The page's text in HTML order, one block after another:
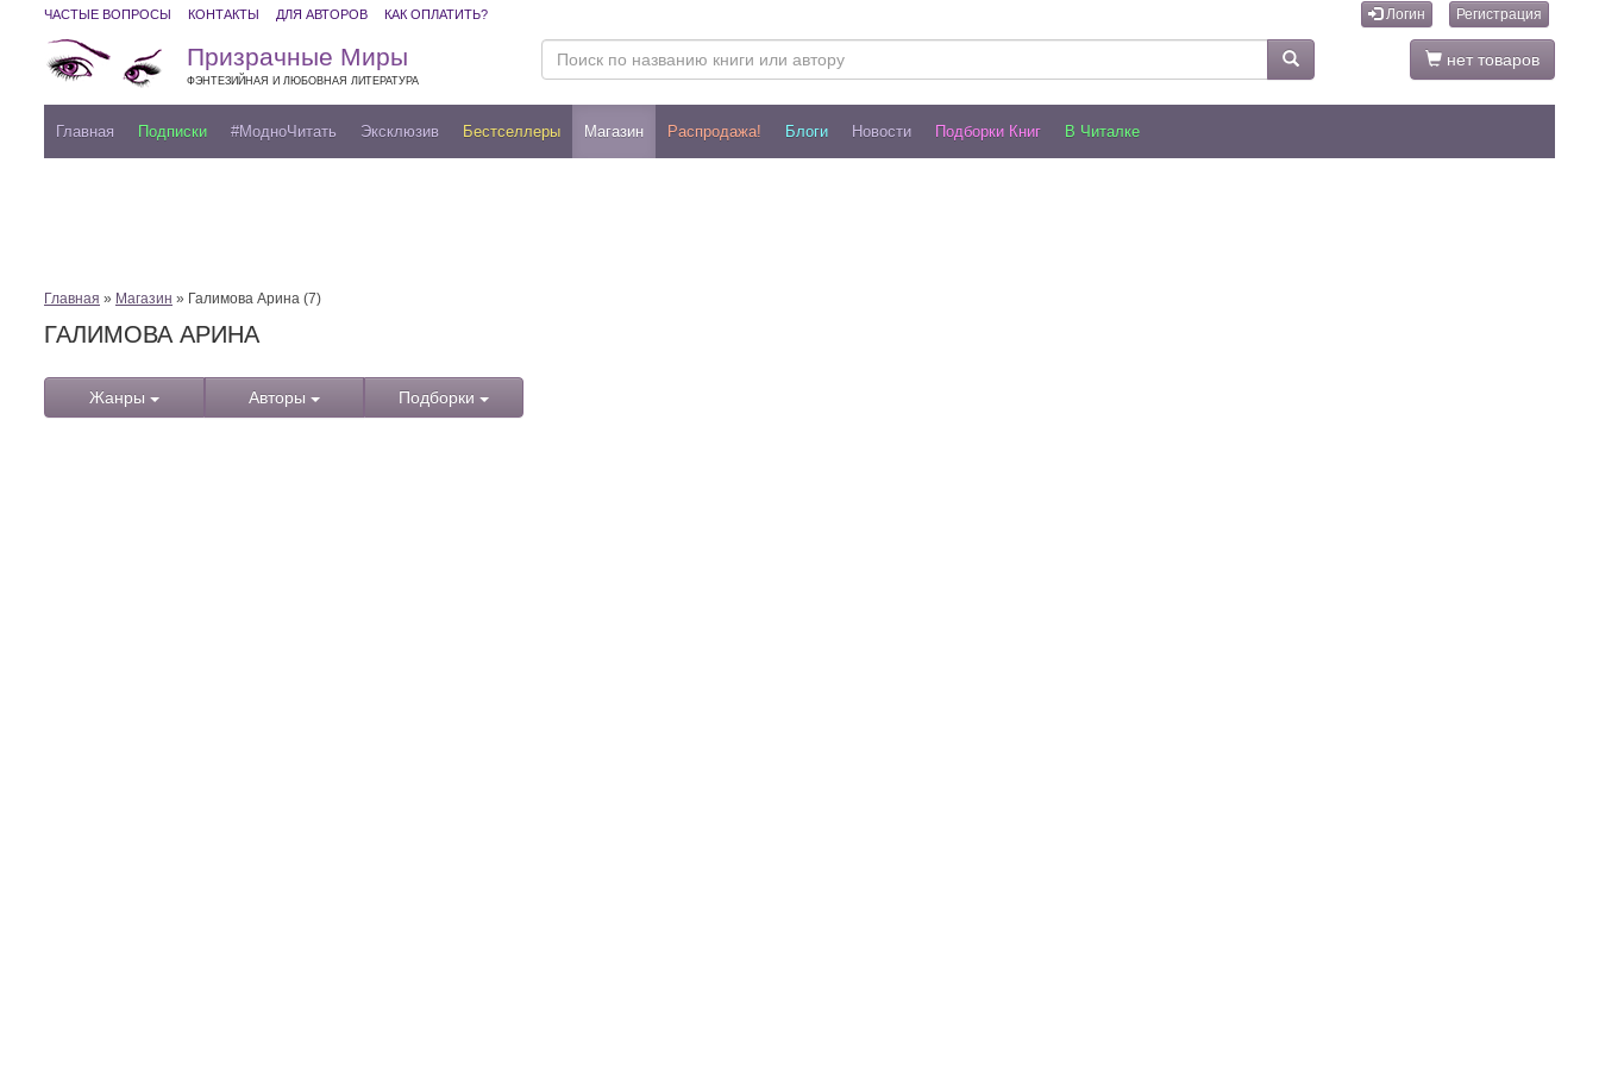
ЧАСТЫЕ ВОПРОСЫ КОНТАКТЫ ДЛЯ АВТОРОВ КАК ОПЛАТИТЬ? Логин Регистрация
Призрачные Миры
ФЭНТЕЗИЙНАЯ И ЛЮБОВНАЯ ЛИТЕРАТУРА
нет товаров
Главная Подписки #МодноЧитать Эксклюзив Бестселлеры Магазин Распродажа! Блоги Новости Подборки Книг В Читалке
Главная » Магазин » Галимова Арина (7)
ГАЛИМОВА АРИНА
Жанры Авторы Подборки